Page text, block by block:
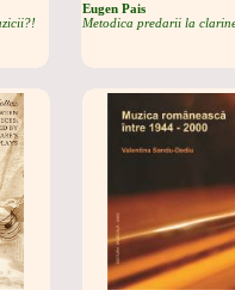
Eugen Pais
Metodica predarii la